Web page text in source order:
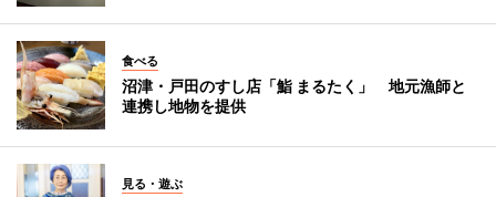
食べる
沼津・戸田のすし店「鮨 まるたく」 地元漁師と
連携し地物を提供
見る・遊ぶ